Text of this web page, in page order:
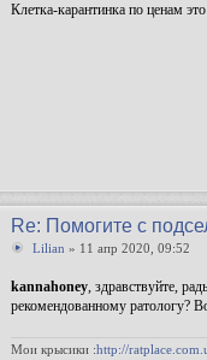
Клетка-карантинка по ценам
Re: Помогите с
Lilian » 11 апр 2020, 09:52
kannahoney, здравствуйте,
рекомендованному ратологу?
Мои крысики :http://